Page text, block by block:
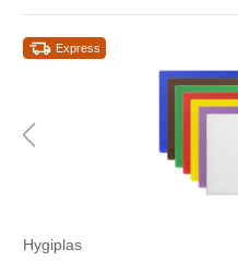
Express
Hygiplas